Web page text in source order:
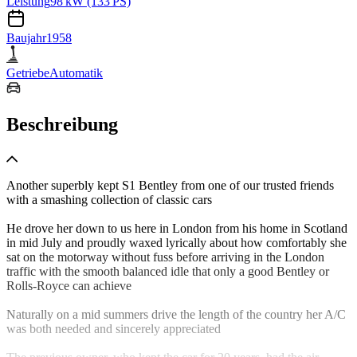
Baujahr1958
GetriebeAutomatik
Beschreibung
Another superbly kept S1 Bentley from one of our trusted friends
with a smashing collection of classic cars
He drove her down to us here in London from his home in Scotland
in mid July and proudly waxed lyrically about how comfortably she
sat on the motorway without fuss before arriving in the London
traffic with the smooth balanced idle that only a good Bentley or
Rolls-Royce can achieve
Naturally on a mid summers drive the length of the country her A/C
was both needed and sincerely appreciated